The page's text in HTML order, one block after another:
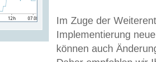
Im Zuge der
Implementierung
können auch